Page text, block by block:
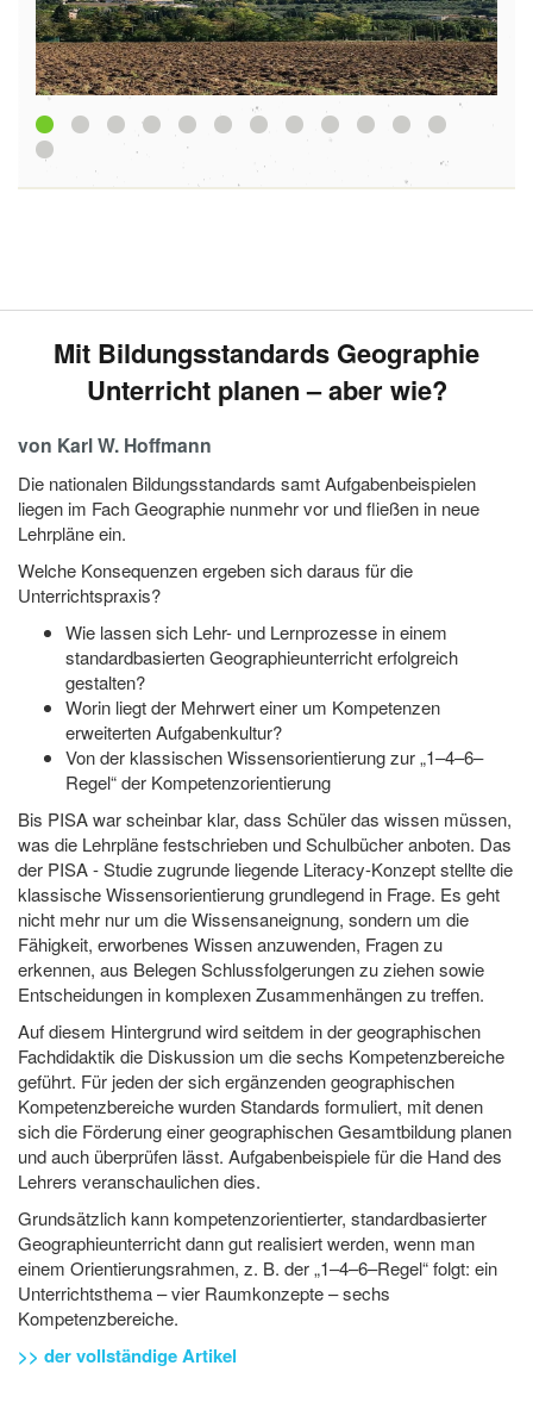
1 2 3 4 5 6 7 8 9
Mit Bildungsstandards Geographie
Unterricht planen – aber wie?
von Karl W. Hoffmann
Die nationalen Bildungsstandards samt Aufgabenbeispielen
liegen im Fach Geographie nunmehr vor und fließen in neue
Lehrpläne ein.
Welche Konsequenzen ergeben sich daraus für die
Unterrichtspraxis?
Wie lassen sich Lehr- und Lernprozesse in einem
standardbasierten Geographieunterricht erfolgreich
gestalten?
Worin liegt der Mehrwert einer um Kompetenzen
erweiterten Aufgabenkultur?
Von der klassischen Wissensorientierung zur „1–4–6–
Regel“ der Kompetenzorientierung
Bis PISA war scheinbar klar, dass Schüler das wissen müssen,
was die Lehrpläne festschrieben und Schulbücher anboten. Das
der PISA - Studie zugrunde liegende Literacy-Konzept stellte die
klassische Wissensorientierung grundlegend in Frage. Es geht
nicht mehr nur um die Wissensaneignung, sondern um die
Fähigkeit, erworbenes Wissen anzuwenden, Fragen zu
erkennen, aus Belegen Schlussfolgerungen zu ziehen sowie
Entscheidungen in komplexen Zusammenhängen zu treffen.
Auf diesem Hintergrund wird seitdem in der geographischen
Fachdidaktik die Diskussion um die sechs Kompetenzbereiche
geführt. Für jeden der sich ergänzenden geographischen
Kompetenzbereiche wurden Standards formuliert, mit denen
sich die Förderung einer geographischen Gesamtbildung planen
und auch überprüfen lässt. Aufgabenbeispiele für die Hand des
Lehrers veranschaulichen dies.
Grundsätzlich kann kompetenzorientierter, standardbasierter
Geographieunterricht dann gut realisiert werden, wenn man
einem Orientierungsrahmen, z. B. der „1–4–6–Regel“ folgt: ein
Unterrichtsthema – vier Raumkonzepte – sechs
Kompetenzbereiche.
>> der vollständige Artikel